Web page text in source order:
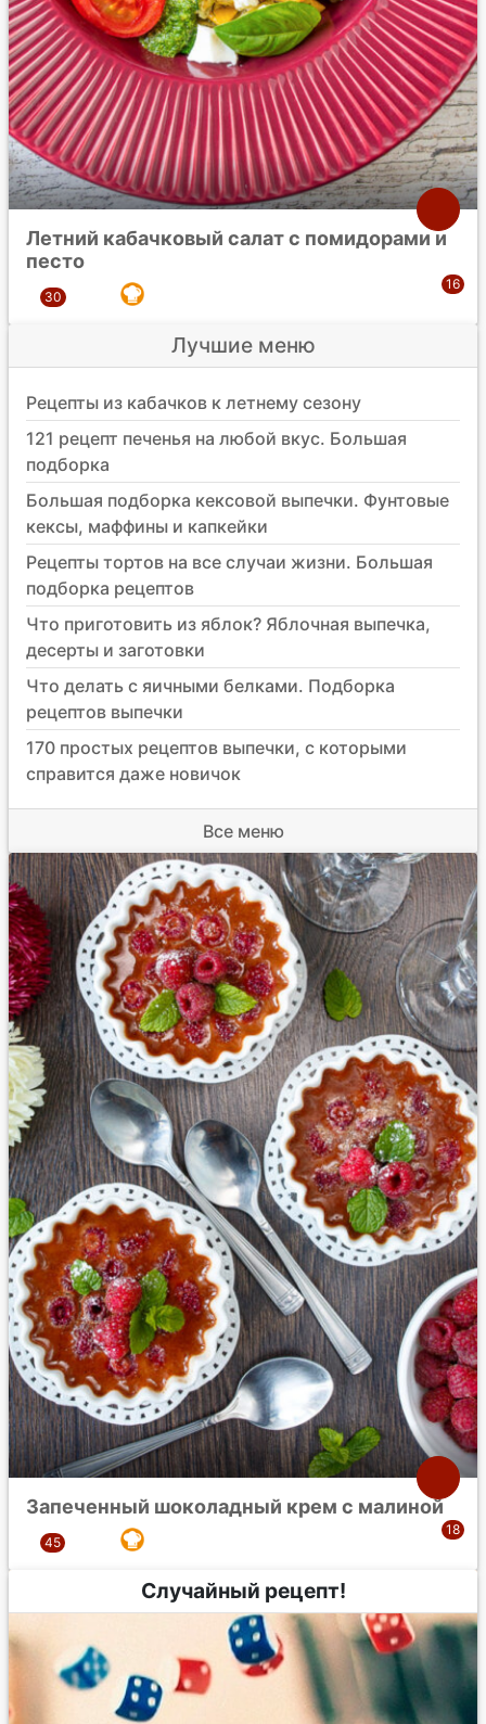
Летний кабачковый салат с помидорами и
песто
Лучшие меню
Рецепты из кабачков к летнему сезону
121 рецепт печенья на любой вкус. Большая
подборка
Большая подборка кексовой выпечки. Фунтовые
кексы, маффины и капкейки
Рецепты тортов на все случаи жизни. Большая
подборка рецептов
Что приготовить из яблок? Яблочная выпечка,
десерты и заготовки
Что делать с яичными белками. Подборка
рецептов выпечки
170 простых рецептов выпечки, с которыми
справится даже новичок
Все меню
Запеченный шоколадный крем с малиной
Случайный рецепт!